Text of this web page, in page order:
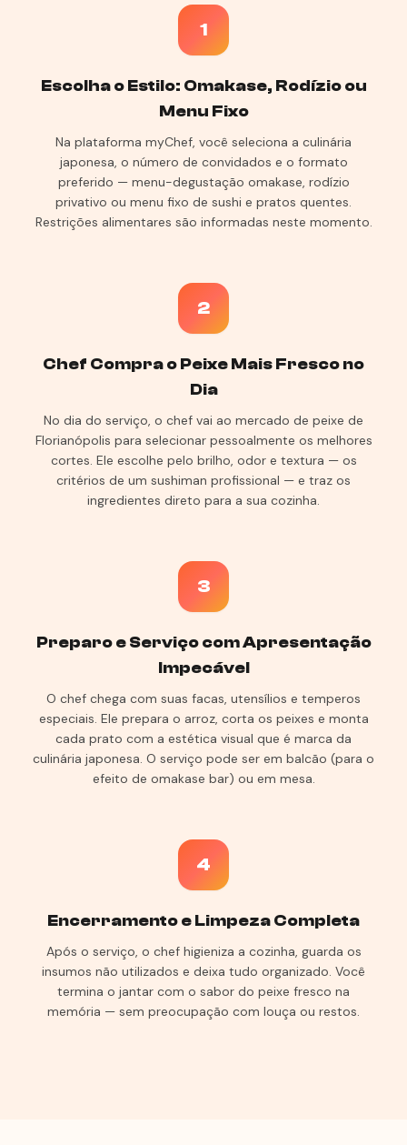
1
Escolha o Estilo: Omakase, Rodízio ou
Menu Fixo
Na plataforma myChef, você seleciona a culinária
japonesa, o número de convidados e o formato
preferido — menu-degustação omakase, rodízio
privativo ou menu fixo de sushi e pratos quentes.
Restrições alimentares são informadas neste momento.
2
Chef Compra o Peixe Mais Fresco no
Dia
No dia do serviço, o chef vai ao mercado de peixe de
Florianópolis para selecionar pessoalmente os melhores
cortes. Ele escolhe pelo brilho, odor e textura — os
critérios de um sushiman profissional — e traz os
ingredientes direto para a sua cozinha.
3
Preparo e Serviço com Apresentação
Impecável
O chef chega com suas facas, utensílios e temperos
especiais. Ele prepara o arroz, corta os peixes e monta
cada prato com a estética visual que é marca da
culinária japonesa. O serviço pode ser em balcão (para o
efeito de omakase bar) ou em mesa.
4
Encerramento e Limpeza Completa
Após o serviço, o chef higieniza a cozinha, guarda os
insumos não utilizados e deixa tudo organizado. Você
termina o jantar com o sabor do peixe fresco na
memória — sem preocupação com louça ou restos.